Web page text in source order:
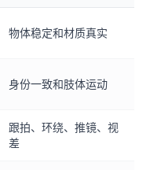
物体稳定和材质真实
身份一致和肢体运动
跟拍、环绕、推镜、视
差